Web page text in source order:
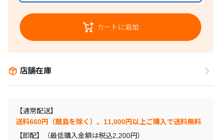
カートに追加
店舗在庫
【通常配送】
送料660円（離島を除く）。11,000円以上ご購入で送料無料
【即配】（最低購入金額は税込2,200円）